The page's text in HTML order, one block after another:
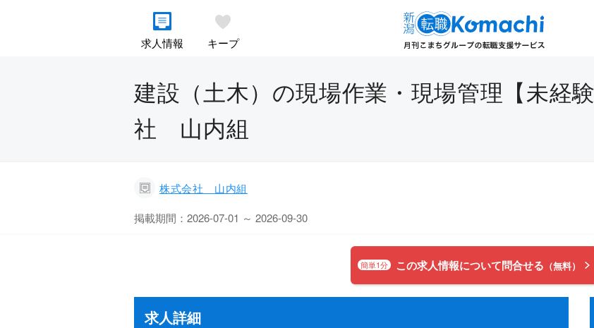
求人情報 キープ
建設（土木）の現場作業・現場管理【未経
社 山内組
株式会社 山内組
掲載期間：2026-07-01 ～ 2026-09-30
簡単1分 この求人情報について問合せる （無料）
求人詳細